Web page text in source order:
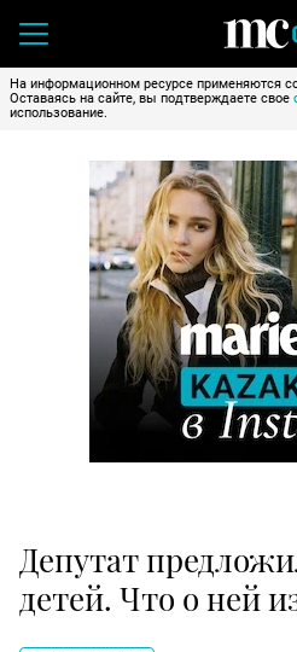
На информационном ресурсе применяются
Оставаясь на сайте, вы подтверждаете свое
использование.
Депутат
детей. Что о ней